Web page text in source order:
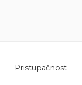
Pristupačnost